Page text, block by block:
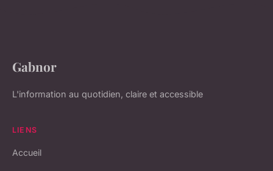
Gabnor
L'information au quotidien, claire et accessible
LIENS
Accueil